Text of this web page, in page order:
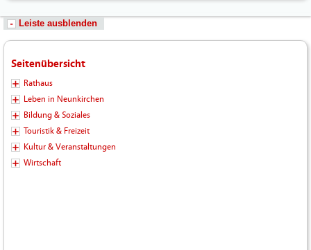
Leiste ausblenden
Seitenübersicht
Rathaus
Leben in Neunkirchen
Bildung & Soziales
Touristik & Freizeit
Kultur & Veranstaltungen
Wirtschaft